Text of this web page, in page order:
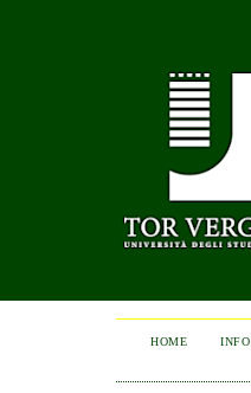
HOME INFO